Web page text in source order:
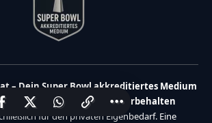
– Dein Super Bowl akkreditiertes Medium
IT | Alle Rechte vorbehalten
für den privaten Eigenbedarf. Eine